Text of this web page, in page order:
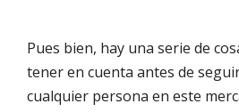
Pues bien, hay una serie de
tener en cuenta antes de
cualquier persona en este